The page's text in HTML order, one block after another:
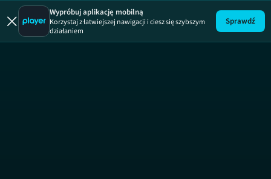
Życie na
Wypróbuj aplikację mobilną
Korzystaj z łatwiejszej nawigacji i ciesz się szybszym
działaniem
Sprawdź